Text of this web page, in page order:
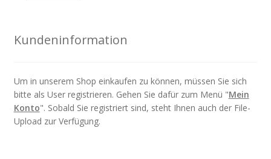
Kundeninformation
Um in unserem Shop einkaufen zu können, müssen Sie sich
bitte als User registrieren. Gehen Sie dafür zum Menü "Mein
Konto". Sobald Sie registriert sind, steht Ihnen auch der File-
Upload zur Verfügung.